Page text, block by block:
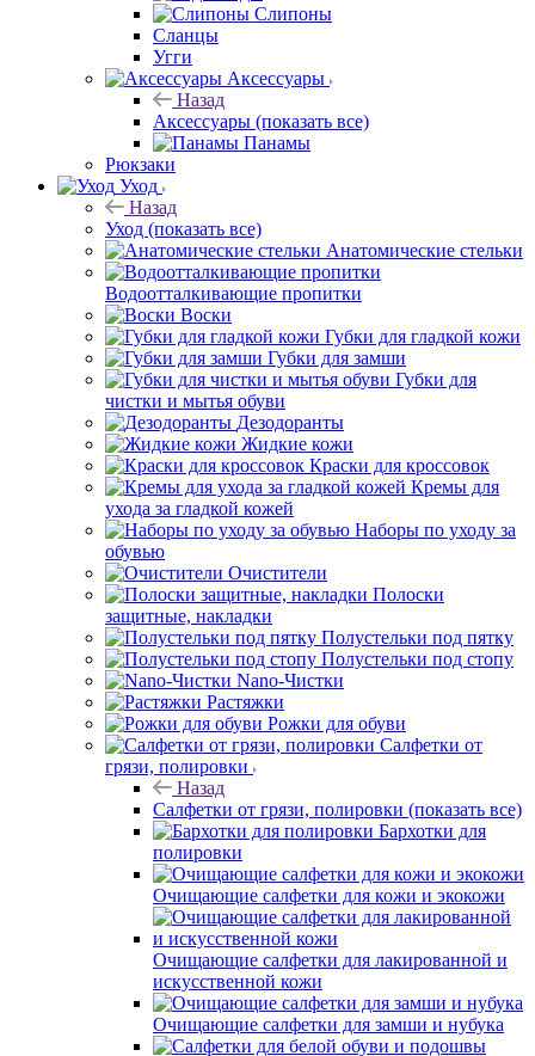
Слипоны
Сланцы
Угги
Аксессуары
Назад
Аксессуары (показать все)
Панамы
Рюкзаки
Уход
Назад
Уход (показать все)
Анатомические стельки
Водоотталкивающие пропитки
Воски
Губки для гладкой кожи
Губки для замши
Губки для
чистки и мытья обуви
Дезодоранты
Жидкие кожи
Краски для кроссовок
Кремы для
ухода за гладкой кожей
Наборы по уходу за
обувью
Очистители
Полоски
защитные, накладки
Полустельки под пятку
Полустельки под стопу
Nano-Чистки
Растяжки
Рожки для обуви
Салфетки от
грязи, полировки
Назад
Салфетки от грязи, полировки (показать все)
Бархотки для
полировки
Очищающие салфетки для кожи и экокожи
Очищающие салфетки для лакированной и
искусственной кожи
Очищающие салфетки для замши и нубука